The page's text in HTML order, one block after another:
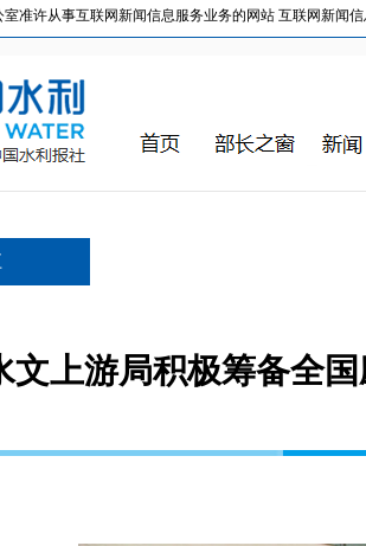
准许从事互联网新闻信息服务业务的网站 互联网新闻信
文上游局积极筹备全